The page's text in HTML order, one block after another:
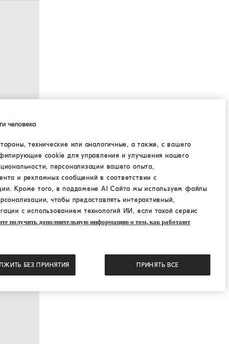
человека
технические или аналогичные, а также, с вашего
cookie для управления и улучшения нашего
персонализации вашего опыта,
и рекламных сообщений в соответствии с
Кроме того, в поддомене AI Сайта мы используем файлы
чтобы предоставлять интерактивный,
с использованием технологий ИИ, если такой сервис
получить дополнительную информацию о том, как работают
БЕЗ ПРИНЯТИЯ ПРИНЯТЬ ВСЕ